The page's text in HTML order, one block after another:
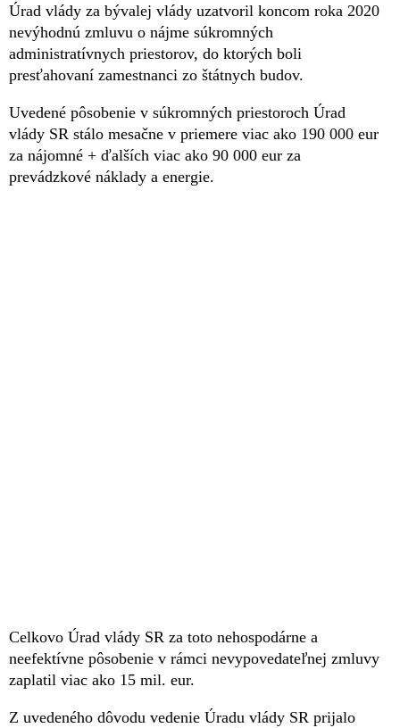
Úrad vlády za bývalej vlády uzatvoril koncom roka 2020
nevýhodnú zmluvu o nájme súkromných
administratívnych priestorov, do ktorých boli
presťahovaní zamestnanci zo štátnych budov.
Uvedené pôsobenie v súkromných priestoroch Úrad
vlády SR stálo mesačne v priemere viac ako 190 000 eur
za nájomné + ďalších viac ako 90 000 eur za
prevádzkové náklady a energie.
Celkovo Úrad vlády SR za toto nehospodárne a
neefektívne pôsobenie v rámci nevypovedateľnej zmluvy
zaplatil viac ako 15 mil. eur.
Z uvedeného dôvodu vedenie Úradu vlády SR prijalo